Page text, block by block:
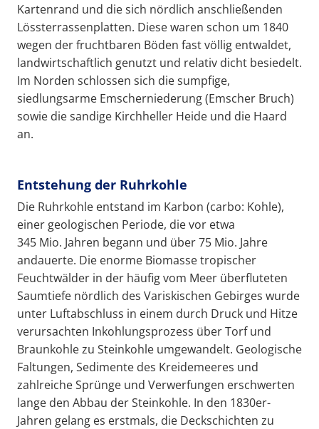
Kartenrand und die sich nördlich anschließenden
Lössterrassenplatten. Diese waren schon um 1840
wegen der fruchtbaren Böden fast völlig entwaldet,
landwirtschaftlich genutzt und relativ dicht besiedelt.
Im Norden schlossen sich die sumpfige,
siedlungsarme Emscherniederung (Emscher Bruch)
sowie die sandige Kirchheller Heide und die Haard
an.
Entstehung der Ruhrkohle
Die Ruhrkohle entstand im Karbon (carbo: Kohle),
einer geologischen Periode, die vor etwa
345 Mio. Jahren begann und über 75 Mio. Jahre
andauerte. Die enorme Biomasse tropischer
Feuchtwälder in der häufig vom Meer überfluteten
Saumtiefe nördlich des Variskischen Gebirges wurde
unter Luftabschluss in einem durch Druck und Hitze
verursachten Inkohlungsprozess über Torf und
Braunkohle zu Steinkohle umgewandelt. Geologische
Faltungen, Sedimente des Kreidemeeres und
zahlreiche Sprünge und Verwerfungen erschwerten
lange den Abbau der Steinkohle. In den 1830er-
Jahren gelang es erstmals, die Deckschichten zu